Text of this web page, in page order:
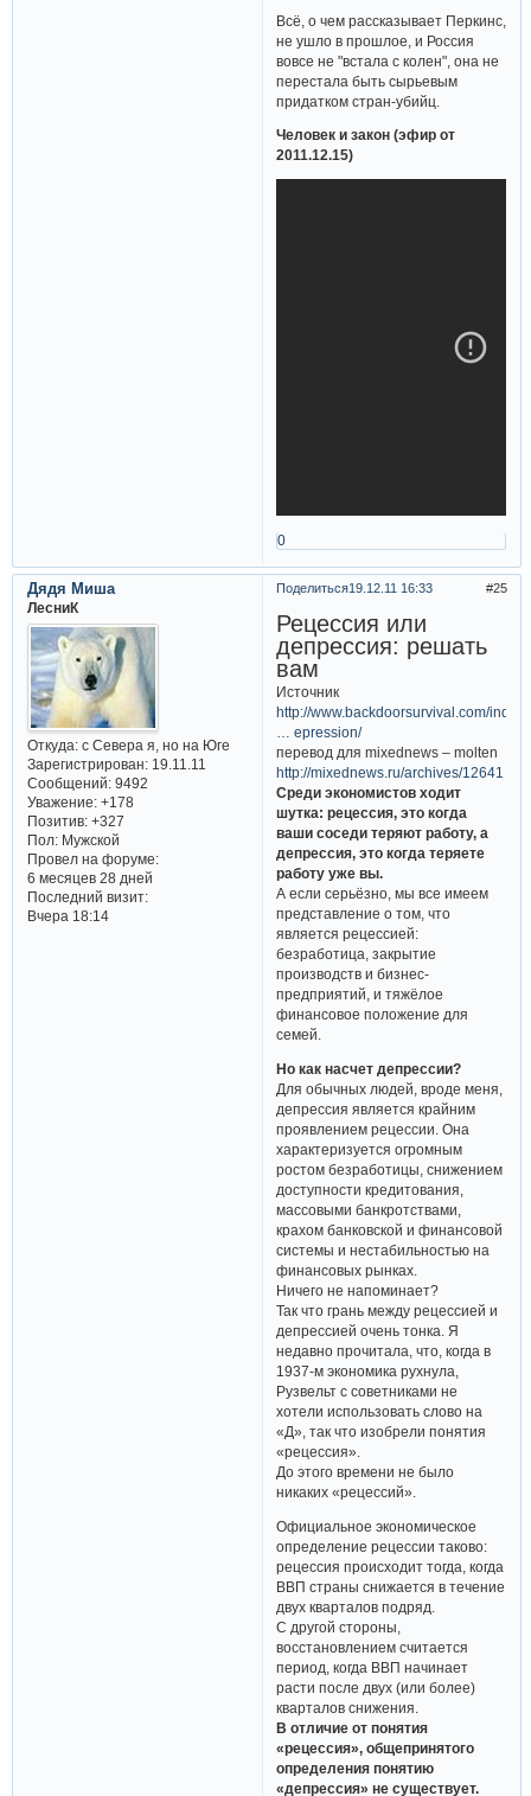
Всё, о чем рассказывает Перкинс,
не ушло в прошлое, и Россия
вовсе не "встала с колен", она не
перестала быть сырьевым
придатком стран-убийц.
Человек и закон (эфир от
2011.12.15)
0
Поделиться 25
19.12.11 16:33
Дядя Миша
ЛесниК
Откуда:с Севера я, но на Юге
Зарегистрирован: 19.11.11
Сообщений:9492
Уважение: +178
Позитив: +327
Пол:Мужской
Провел на форуме:
6 месяцев 28 дней
Последний визит:
Вчера 18:14
Рецессия или
депрессия: решать
вам
Источник
http://www.backdoorsurvival.com/
… epression/
перевод для mixednews – molten
http://mixednews.ru/archives/12641
Среди экономистов ходит
шутка: рецессия, это когда
ваши соседи теряют работу, а
депрессия, это когда теряете
работу уже вы.
А если серьёзно, мы все имеем
представление о том, что
является рецессией:
безработица, закрытие
производств и бизнес-
предприятий, и тяжёлое
финансовое положение для
семей.
Но как насчет депрессии?
Для обычных людей, вроде меня,
депрессия является крайним
проявлением рецессии. Она
характеризуется огромным
ростом безработицы, снижением
доступности кредитования,
массовыми банкротствами,
крахом банковской и финансовой
системы и нестабильностью на
финансовых рынках.
Ничего не напоминает?
Так что грань между рецессией и
депрессией очень тонка. Я
недавно прочитала, что, когда в
1937-м экономика рухнула,
Рузвельт с советниками не
хотели использовать слово на
«Д», так что изобрели понятия
«рецессия».
До этого времени не было
никаких «рецессий».
Официальное экономическое
определение рецессии таково:
рецессия происходит тогда, когда
ВВП страны снижается в течение
двух кварталов подряд.
С другой стороны,
восстановлением считается
период, когда ВВП начинает
расти после двух (или более)
кварталов снижения.
В отличие от понятия
«рецессия», общепринятого
определения понятию
«депрессия» не существует.